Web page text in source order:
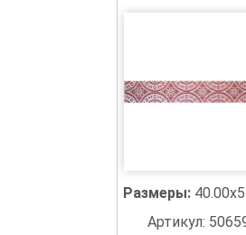
Размеры:
Артикул: